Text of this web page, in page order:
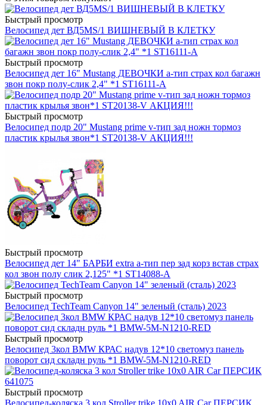
Быстрый просмотр
Велосипед дет ВД5МS/1 ВИШНЕВЫЙ В КЛЕТКУ
Быстрый просмотр
Велосипед дет 16" Mustang ДЕВОЧКИ a-тип страх кол багажн
звон покр полу-слик 2,4" *1 ST16111-A
Быстрый просмотр
Велосипед подр 20" Mustang prime v-тип зад ножн тормоз
пластик крылья звон*1 ST20138-V АКЦИЯ!!!
Быстрый просмотр
Велосипед дет 14" БАРБИ extra a-тип пер зад корз встав страх
кол звон полу слик 2,125" *1 ST14088-A
Быстрый просмотр
Велосипед TechTeam Canyon 14" зеленый (сталь) 2023
Быстрый просмотр
Велосипед 3кол BMW КРАС надув 12*10 светомуз панель
поворот сид складн руль *1 BMW-5M-N1210-RED
Быстрый просмотр